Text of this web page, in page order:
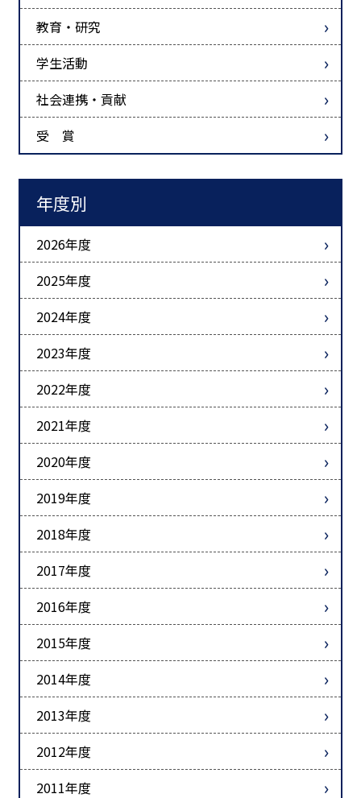
教育・研究
学生活動
社会連携・貢献
受 賞
年度別
2026年度
2025年度
2024年度
2023年度
2022年度
2021年度
2020年度
2019年度
2018年度
2017年度
2016年度
2015年度
2014年度
2013年度
2012年度
2011年度